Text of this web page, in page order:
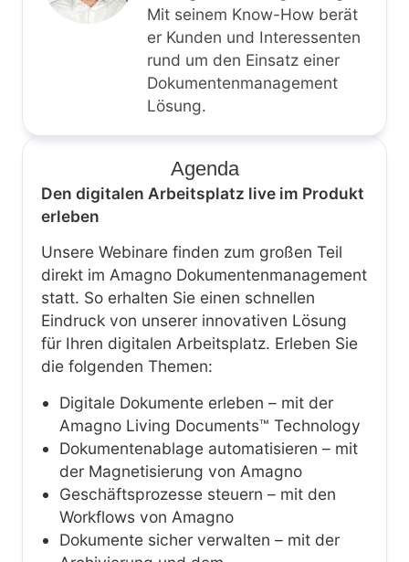
Mit seinem Know-How berät
er Kunden und Interessenten
rund um den Einsatz einer
Dokumentenmanagement
Lösung.
Agenda
Den digitalen Arbeitsplatz live im Produkt
erleben
Unsere Webinare finden zum großen Teil
direkt im Amagno Dokumentenmanagement
statt. So erhalten Sie einen schnellen
Eindruck von unserer innovativen Lösung
für Ihren digitalen Arbeitsplatz. Erleben Sie
die folgenden Themen:
Digitale Dokumente erleben – mit der
Amagno Living Documents™ Technology
Dokumentenablage automatisieren – mit
der Magnetisierung von Amagno
Geschäftsprozesse steuern – mit den
Workflows von Amagno
Dokumente sicher verwalten – mit der